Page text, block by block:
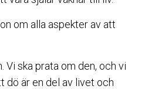
om alla aspekter av att
Vi ska prata om den, och vi
dö är en del av livet och